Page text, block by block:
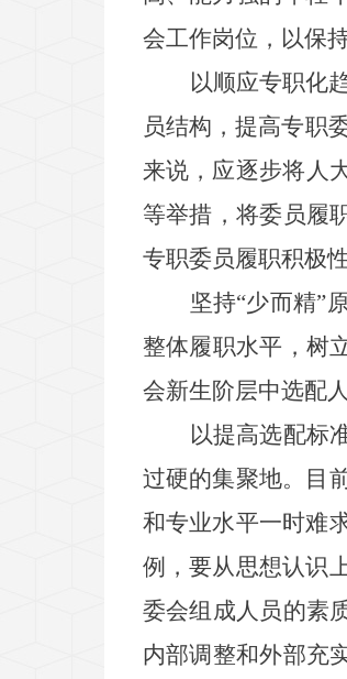
会工作岗位，以保
以顺应专职化
员结构，提高专职
来说，应逐步将人
等举措，将委员履
专职委员履职积极
坚持“少而精”
整体履职水平，树
会新生阶层中选配
以提高选配标
过硬的集聚地。目
和专业水平一时难
例，要从思想认识
委会组成人员的素
内部调整和外部充